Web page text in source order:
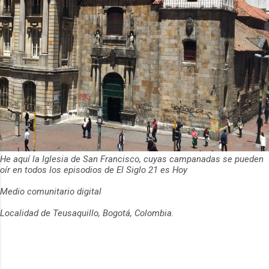
He aquí la Iglesia de San Francisco, cuyas campanadas se pueden
oír en todos los episodios de El Siglo 21 es Hoy
Medio comunitario digital
Localidad de Teusaquillo, Bogotá, Colombia.